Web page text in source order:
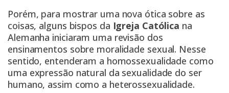
Porém, para mostrar uma nova ótica sobre as
coisas, alguns bispos da Igreja Católica na
Alemanha iniciaram uma revisão dos
ensinamentos sobre moralidade sexual. Nesse
sentido, entenderam a homossexualidade como
uma expressão natural da sexualidade do ser
humano, assim como a heterossexualidade.